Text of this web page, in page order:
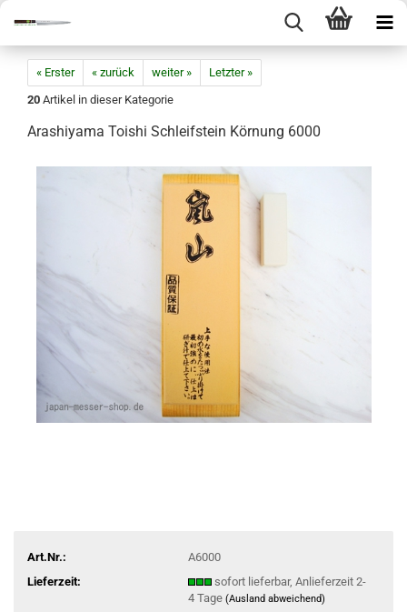
« Erster « zurück weiter »
Letzter »
20 Artikel in dieser Kategorie
Arashiyama Toishi Schleifstein Körnung 6000
Art.Nr.:
A6000
Lieferzeit:
sofort lieferbar, Anlieferzeit 2-
4 Tage (Ausland abweichend)